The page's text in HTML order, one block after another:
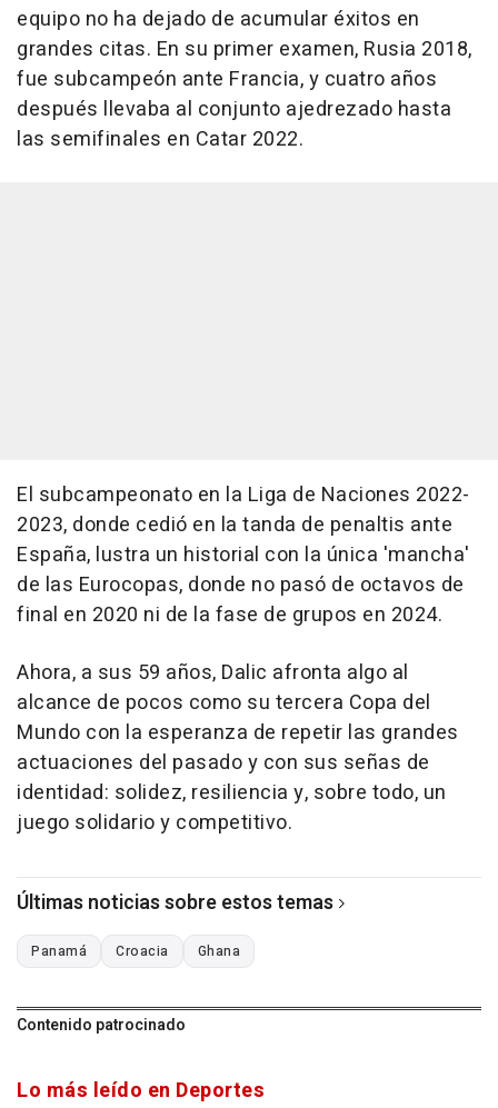
equipo no ha dejado de acumular éxitos en
grandes citas. En su primer examen, Rusia 2018,
fue subcampeón ante Francia, y cuatro años
después llevaba al conjunto ajedrezado hasta
las semifinales en Catar 2022.
El subcampeonato en la Liga de Naciones 2022-
2023, donde cedió en la tanda de penaltis ante
España, lustra un historial con la única 'mancha'
de las Eurocopas, donde no pasó de octavos de
final en 2020 ni de la fase de grupos en 2024.
Ahora, a sus 59 años, Dalic afronta algo al
alcance de pocos como su tercera Copa del
Mundo con la esperanza de repetir las grandes
actuaciones del pasado y con sus señas de
identidad: solidez, resiliencia y, sobre todo, un
juego solidario y competitivo.
Últimas noticias sobre estos temas
Panamá Croacia Ghana
Contenido patrocinado
Lo más leído en Deportes